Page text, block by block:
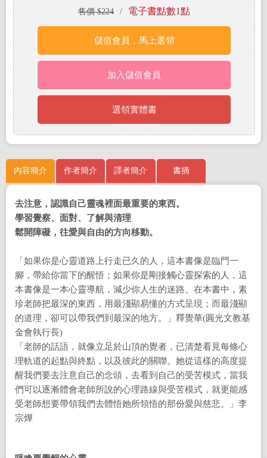
售價 $224 / 電子書點數1點
儲值會員，馬上選領
加入儲值會員
選領實體書
內容簡介 作者簡介 譯者簡介 書摘
去注意，認識自己靈魂裡面最重要的東西。
學習覺察、面對、了解與清理
鬆開障礙，往愛與自由的方向移動。
「如果你是心靈道路上行走已久的人，這本書像是臨門一
腳，帶給你當下的醒悟；如果你是剛接觸心靈探索的人，這
本書像是一本心靈導航，減少你人生的迷路。在本書中，素
珍老師把最深的東西，用最淺顯易懂的方式呈現；而最淺顯
的道理，卻可以帶我們到最深的地方。」釋覺華(圓光文教基
金會執行長)
「老師的話語，就像立足於山頂的覺者，已清楚看見每條心
理軌道的起點與終點，以及彼此的關聯。她從這樣的高度提
醒我們要去注意自己的念頭，去看到自己的受苦模式，當我
們可以逐漸體會老師所說的心理路線與受苦模式，就更能感
受老師想要帶領我們去體悟她所領悟的那份愛與慈悲。」李
宗燁